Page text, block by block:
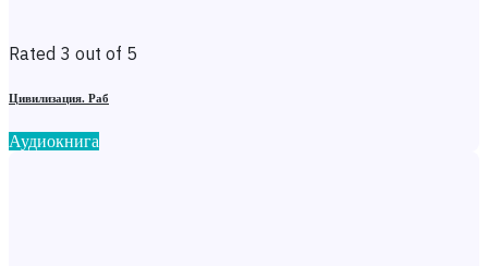
Rated 3 out of 5
Цивилизация. Раб
Аудиокнига